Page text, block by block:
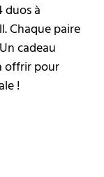
duos à
Chaque paire
cadeau
offrir pour
!